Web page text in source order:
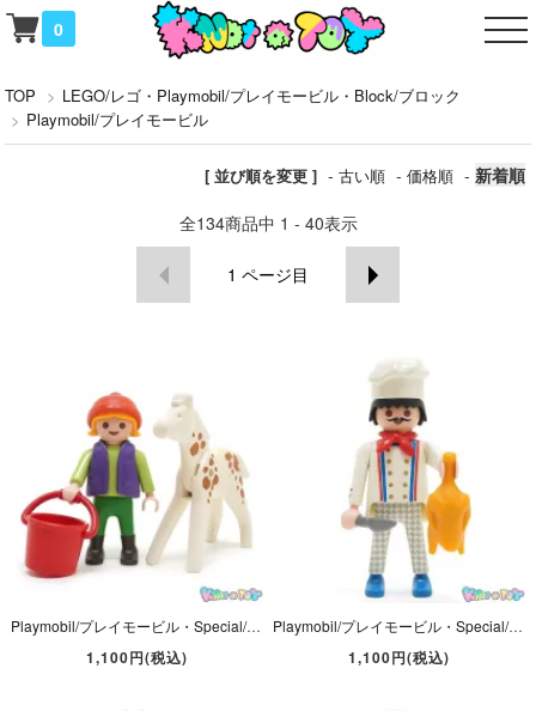
0
TOP > LEGO/レゴ・Playmobil/プレイモービル・Block/ブロック
> Playmobil/プレイモービル
[ 並び順を変更 ] - 古い順 - 価格順 - 新着順
全134商品中 1 - 40表示
1 ページ目
Playmobil/プレイモービル・Special/スペシャル・Riding Stables/ライディングステーブルス 「Child&Foal/チャイルド＆フォール/子供と仔馬」 #4571
1,100円(税込)
Playmobil/プレイモービル・Special/スペシャル・Victorian/ヴィクトリアン 「Chef/シェフ/料理人」 鍋×2欠品・#4593
1,100円(税込)